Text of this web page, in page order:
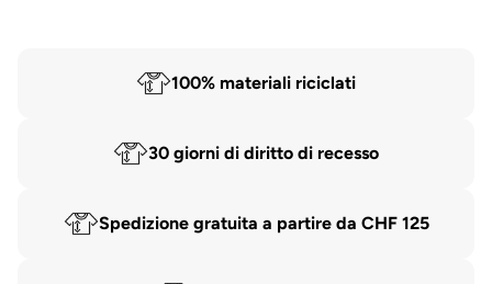
100% materiali riciclati
30 giorni di diritto di recesso
Spedizione gratuita a partire da CHF 125